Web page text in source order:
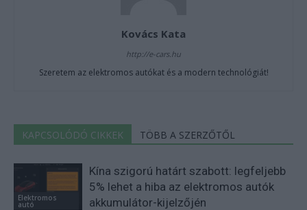
Kovács Kata
http://e-cars.hu
Szeretem az elektromos autókat és a modern technológiát!
KAPCSOLÓDÓ CIKKEK TÖBB A SZERZŐTŐL
Elektromos
autó
Kína szigorú határt szabott: legfeljebb
5% lehet a hiba az elektromos autók
akkumulátor-kijelzőjén